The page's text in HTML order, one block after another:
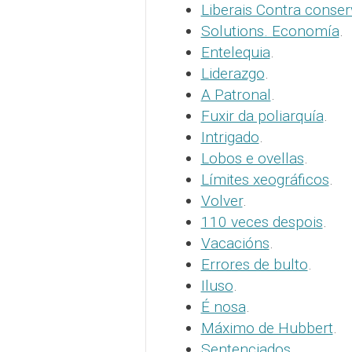
Liberais Contra
Solutions. Economía.
Entelequia.
Liderazgo.
A Patronal.
Fuxir da poliarquía.
Intrigado.
Lobos e ovellas.
Límites xeográficos.
Volver.
110 veces despois.
Vacacións.
Errores de bulto.
Iluso.
É nosa.
Máximo de Hubbert.